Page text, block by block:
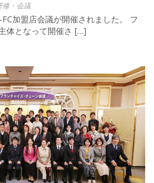
修・会議
加盟店会議が開催されました。 フ
体となって開催さ […]